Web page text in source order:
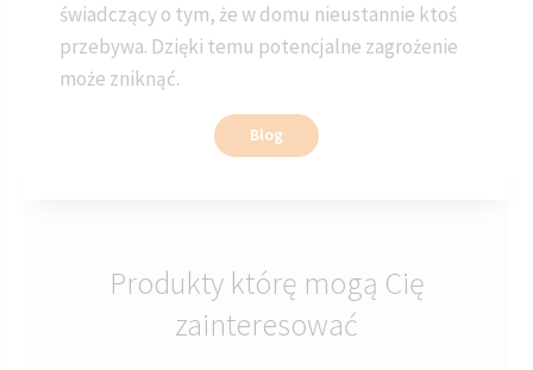
świadczący o tym, że w domu nieustannie ktoś
przebywa. Dzięki temu potencjalne zagrożenie
może zniknąć.
Blog
Produkty którę mogą Cię
zainteresować